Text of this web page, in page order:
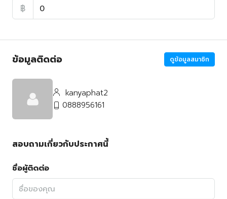
฿
ข้อมูลติดต่อ ดูข้อมูลสมาชิก
kanyaphat2
0888956161
สอบถามเกี่ยวกับประกาศนี้
ชื่อผู้ติดต่อ